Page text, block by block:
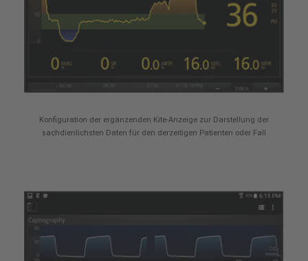
Konfiguration der ergänzenden Kite-Anzeige zur Darstellung der
sachdienlichsten Daten für den derzeitigen Patienten oder Fall